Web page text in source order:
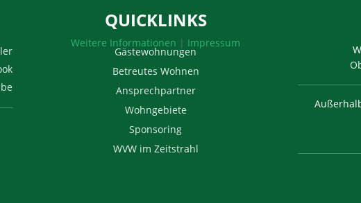
QUICKLINKS
Gästewohnungen
Betreutes Wohnen
Ansprechpartner
Wohngebiete
Sponsoring
WVW im Zeitstrahl
Weitere Informationen | Impressum